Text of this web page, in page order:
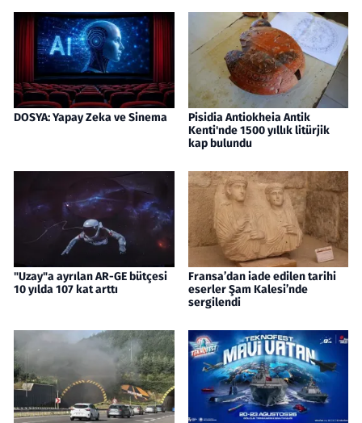
DOSYA: Yapay Zeka ve Sinema
Pisidia Antiokheia Antik
Kenti'nde 1500 yıllık litürjik
kap bulundu
"Uzay"a ayrılan AR-GE bütçesi
10 yılda 107 kat arttı
Fransa’dan iade edilen tarihi
eserler Şam Kalesi’nde
sergilendi